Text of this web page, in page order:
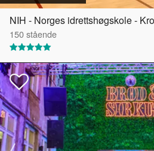
NIH - Norges idrettshøgskole -
150stående